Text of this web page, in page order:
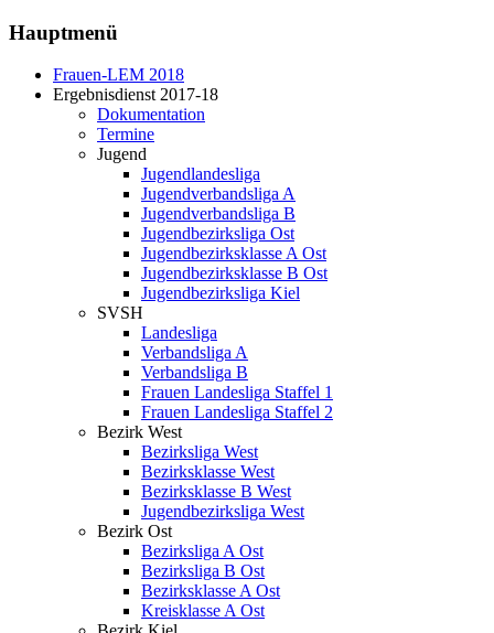
Hauptmenü
Frauen-LEM 2018
Ergebnisdienst 2017-18
Dokumentation
Termine
Jugend
Jugendlandesliga
Jugendverbandsliga A
Jugendverbandsliga B
Jugendbezirksliga Ost
Jugendbezirksklasse A Ost
Jugendbezirksklasse B Ost
Jugendbezirksliga Kiel
SVSH
Landesliga
Verbandsliga A
Verbandsliga B
Frauen Landesliga Staffel 1
Frauen Landesliga Staffel 2
Bezirk West
Bezirksliga West
Bezirksklasse West
Bezirksklasse B West
Jugendbezirksliga West
Bezirk Ost
Bezirksliga A Ost
Bezirksliga B Ost
Bezirksklasse A Ost
Kreisklasse A Ost